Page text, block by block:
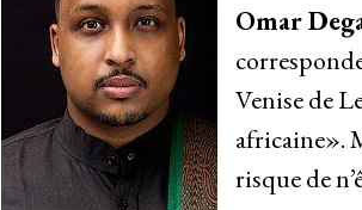
Omar
Venise de
africaine».
risque de